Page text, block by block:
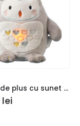
Jucarie de plus cu sunet si lumina The Gro Company, Reincarcabil, Forma de bufnita, Multicolor
lei